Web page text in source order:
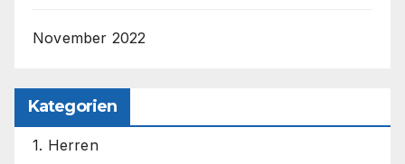
November 2022
Kategorien
1. Herren